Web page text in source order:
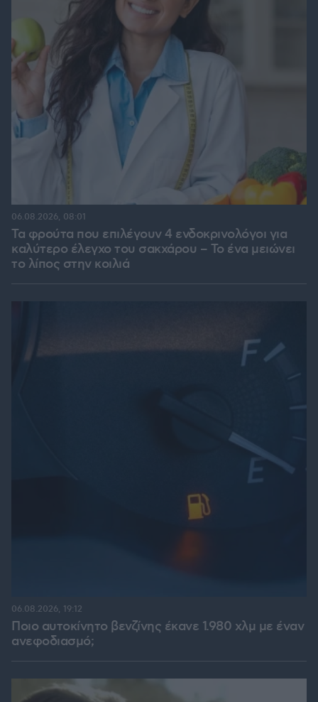
Τα φρούτα που επιλέγουν 4 ενδοκρινολόγοι για
καλύτερο έλεγχο του σακχάρου – Το ένα μειώνει
το λίπος στην κοιλιά
06.08.2026, 08:01
Ποιο αυτοκίνητο βενζίνης έκανε 1.980 χλμ με έναν
ανεφοδιασμό;
06.08.2026, 19:12